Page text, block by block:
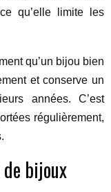
qu’elle limite les
qu’un bijou bien
et conserve un
années. C’est
régulièrement,
bijoux